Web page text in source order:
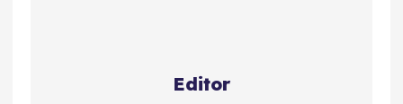
Editor